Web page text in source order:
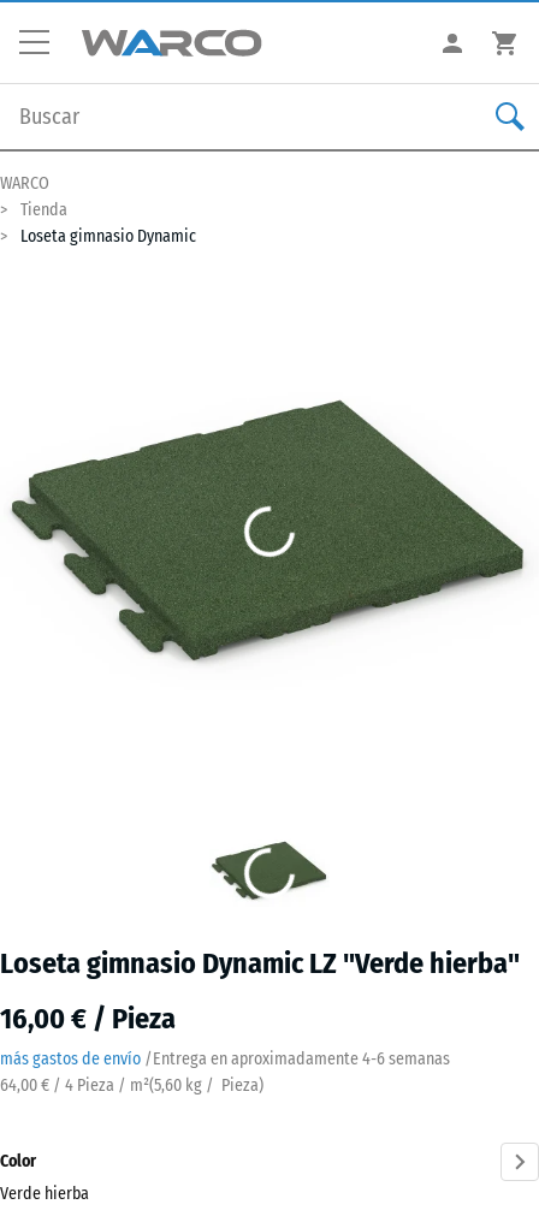
WARCO
Tienda
Loseta gimnasio Dynamic
Loseta gimnasio Dynamic LZ "Verde hierba"
16,00 € / Pieza
más gastos de envío /Entrega en aproximadamente4-6 semanas
64,00 € / 4 Pieza / m²(5,60 kg / Pieza)
Color
Verde hierba